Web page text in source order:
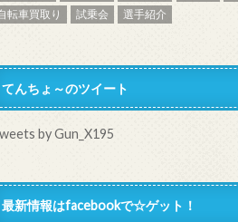
転車買取り
試乗会 選手紹介
てんちょ～のツイート
by Gun_X195
最新情報はfacebookで☆ゲット！